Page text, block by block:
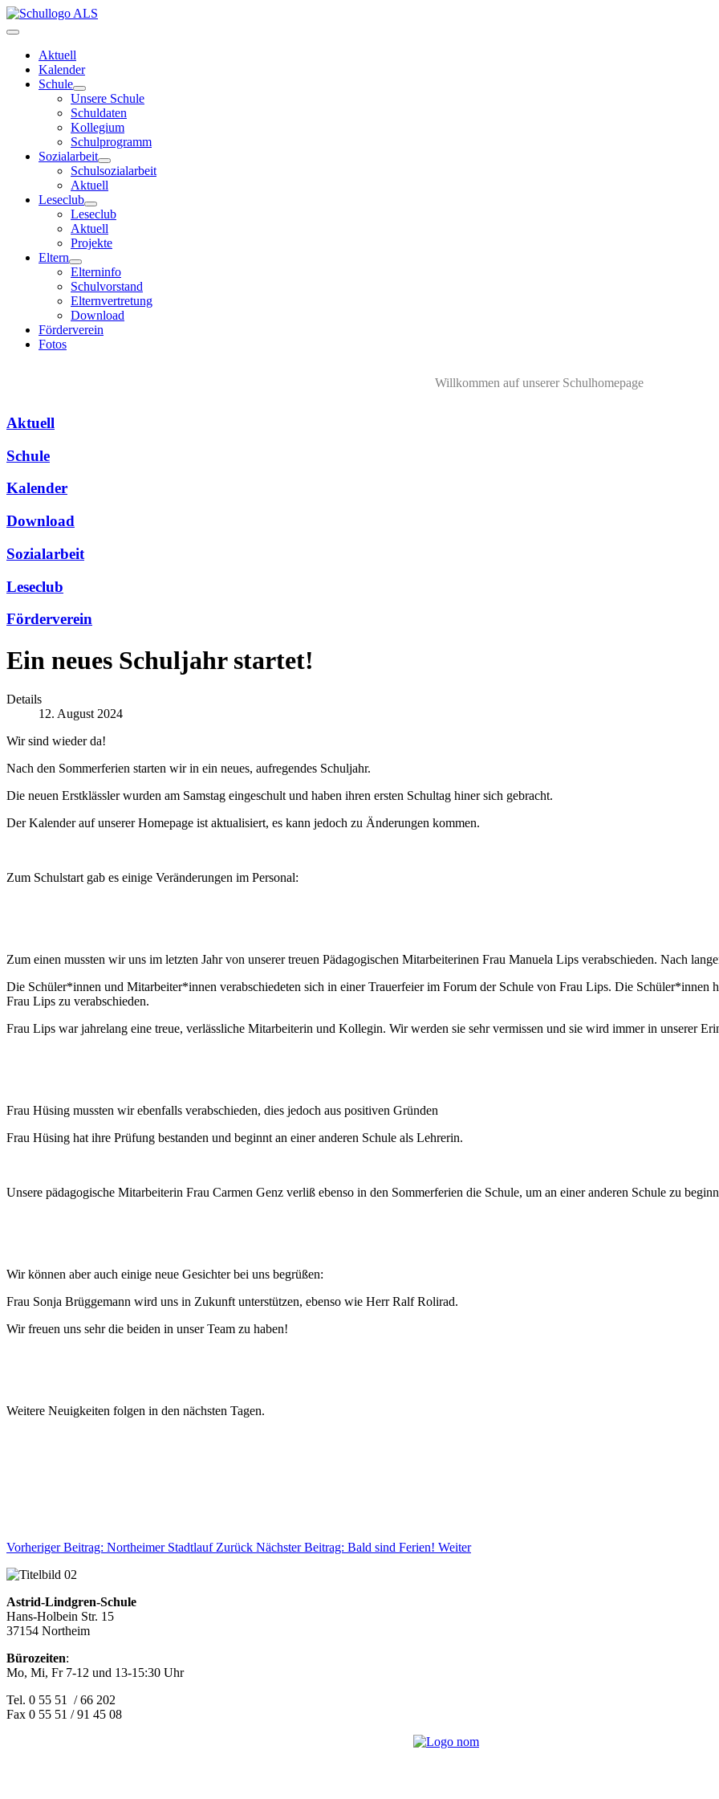
Aktuell
Kalender
Schule
Unsere Schule
Schuldaten
Kollegium
Schulprogramm
Sozialarbeit
Schulsozialarbeit
Aktuell
Leseclub
Leseclub
Aktuell
Projekte
Eltern
Elterninfo
Schulvorstand
Elternvertretung
Download
Förderverein
Fotos
Willkommen auf unserer Schulhomepage
Aktuell
Schule
Kalender
Download
Sozialarbeit
Leseclub
Förderverein
Ein neues Schuljahr startet!
Details
12. August 2024
Wir sind wieder da!
Nach den Sommerferien starten wir in ein neues, aufregendes Schuljahr.
Die neuen Erstklässler wurden am Samstag eingeschult und haben ihren ersten Schultag hiner sich gebracht.
Der Kalender auf unserer Homepage ist aktualisiert, es kann jedoch zu Änderungen kommen.
Zum Schulstart gab es einige Veränderungen im Personal:
Zum einen mussten wir uns im letzten Jahr von unserer treuen Pädagogischen Mitarbeiterinen Frau Manuela Lips verabschieden. Nach
Die Schüler*innen und Mitarbeiter*innen verabschiedeten sich in einer Trauerfeier im Forum der Schule von Frau Lips. Die
Frau Lips zu verabschieden.
Frau Lips war jahrelang eine treue, verlässliche Mitarbeiterin und Kollegin. Wir werden sie sehr vermissen und sie wird immer in unserer
Frau Hüsing mussten wir ebenfalls verabschieden, dies jedoch aus positiven Gründen
Frau Hüsing hat ihre Prüfung bestanden und beginnt an einer anderen Schule als Lehrerin.
Unsere pädagogische Mitarbeiterin Frau Carmen Genz verliß ebenso in den Sommerferien die Schule, um an einer anderen Schule zu
Wir können aber auch einige neue Gesichter bei uns begrüßen:
Frau Sonja Brüggemann wird uns in Zukunft unterstützen, ebenso wie Herr Ralf Rolirad.
Wir freuen uns sehr die beiden in unser Team zu haben!
Weitere Neuigkeiten folgen in den nächsten Tagen.
Vorheriger Beitrag: Northeimer Stadtlauf Zurück Nächster Beitrag: Bald sind Ferien! Weiter
Astrid-Lindgren-Schule
Hans-Holbein Str. 15
37154 Northeim
Bürozeiten:
Mo, Mi, Fr 7-12 und 13-15:30 Uhr
Tel. 0 55 51 / 66 202
Fax 0 55 51 / 91 45 08